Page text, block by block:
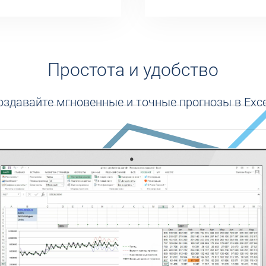
Простота и удобство
мгновенные и точные прогнозы в